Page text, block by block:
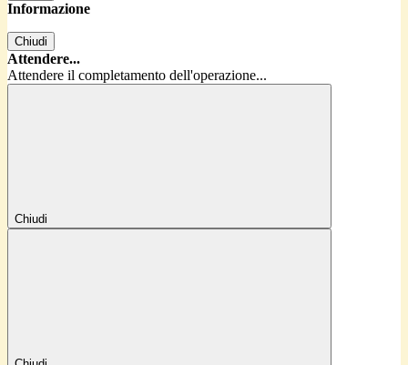
Informazione
Chiudi
Attendere...
Attendere il completamento dell'operazione...
Chiudi